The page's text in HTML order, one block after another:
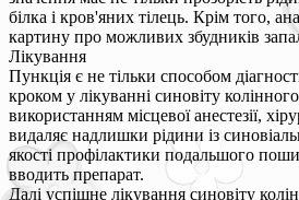
білка і кров'яних тілець. Крім того,
картину про можливих збудників
Лікування
Пункція є не тільки способом
кроком у лікуванні синовіту
використанням місцевої анестезії,
видаляє надлишки рідини із
якості профілактики подальшого
вводить препарат.
Далі успішне лікування синовіту